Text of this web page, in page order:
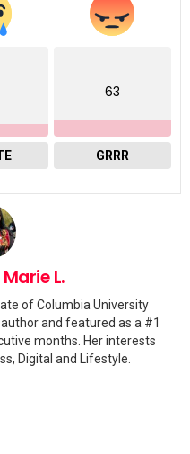
63
GRRR
Marie L.
of Columbia University
and featured as a #1
months. Her interests
Digital and Lifestyle.